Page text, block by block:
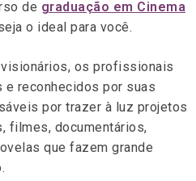
de graduação em Cinema
o ideal para você.
os profissionais
e reconhecidos por suas
por trazer à luz projetos
filmes, documentários,
que fazem grande